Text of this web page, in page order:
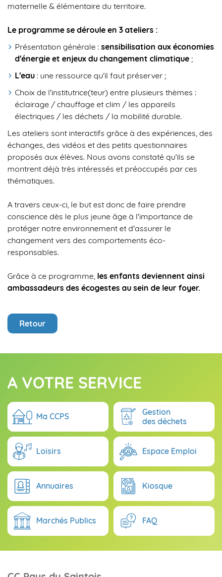
maternelle & élémentaire du territoire.
Le programme se déroule en 3 ateliers :
Présentation générale : sensibilisation aux économies
d'énergie et enjeux du changement climatique ;
L'eau : une ressource qu'il faut préserver ;
Choix de l'institutrice(teur) entre plusieurs thèmes :
éclairage / chauffage et clim / les appareils
électriques / les déchets / la mobilité durable.
Les ateliers sont interactifs grâce à des expériences, des
échanges, des vidéos et des petits questionnaires
proposés aux élèves. Nous avons constaté qu'ils se
montrent déjà très intéressés et préoccupés par ces
thématiques.
A travers ceux-ci, le but est donc de faire prendre
conscience dès le plus jeune âge à l'importance de
protéger notre environnement et d'assurer le
changement vers des comportements éco-
responsables.
Grâce à ce programme, les enfants deviennent ainsi
ambassadeurs des écogestes au sein de leur foyer.
Retour
A VOTRE SERVICE
Ma CCPS
Gestion
des déchets
Loisirs Espace Emploi
Annuaires Kiosque
Marchés Publics FAQ